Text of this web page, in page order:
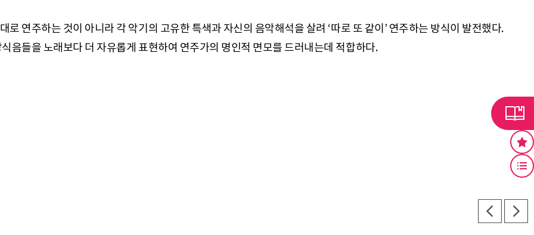
연주하는 것이 아니라 각 악기의 고유한 특색과 자신의 음악해석을 살려 ‘따로 또 같이’ 연주하는 방식이 발전했다.
사람의 목소리를 닮은 피리는 가곡의 유려한 선율과 섬세한 장식음들을 노래보다 더 자유롭게 표현하여 연주가의 명인적 면모를 드러내는데 적합하다.